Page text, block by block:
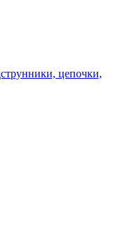
цепочки,